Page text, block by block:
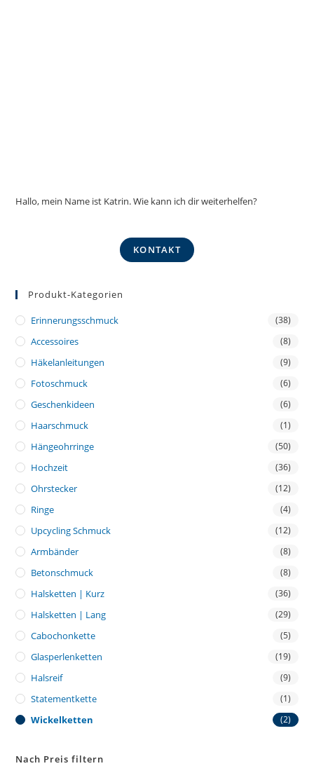
Hallo, mein Name ist Katrin. Wie kann ich dir weiterhelfen?
KONTAKT
Produkt-Kategorien
Erinnerungsschmuck (38)
Accessoires (8)
Häkelanleitungen (9)
Fotoschmuck (6)
Geschenkideen (6)
Haarschmuck (1)
Hängeohrringe (50)
Hochzeit (36)
Ohrstecker (12)
Ringe (4)
Upcycling Schmuck (12)
Armbänder (8)
Betonschmuck (8)
Halsketten | Kurz (36)
Halsketten | Lang (29)
Cabochonkette (5)
Glasperlenketten (19)
Halsreif (9)
Statementkette (1)
Wickelketten (2)
Nach Preis filtern